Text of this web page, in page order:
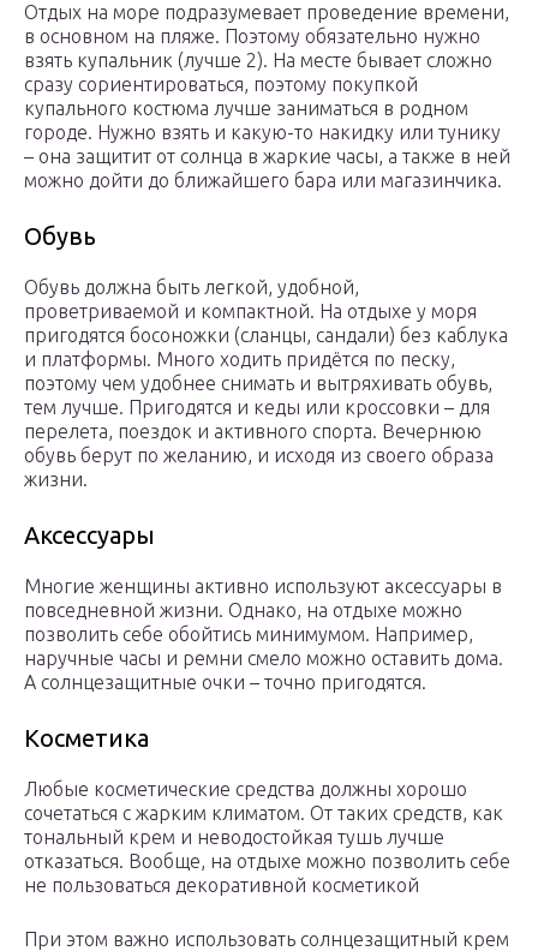
Отдых на море подразумевает проведение времени,
в основном на пляже. Поэтому обязательно нужно
взять купальник (лучше 2). На месте бывает сложно
сразу сориентироваться, поэтому покупкой
купального костюма лучше заниматься в родном
городе. Нужно взять и какую-то накидку или тунику
– она защитит от солнца в жаркие часы, а также в ней
можно дойти до ближайшего бара или магазинчика.
Обувь
Обувь должна быть легкой, удобной,
проветриваемой и компактной. На отдыхе у моря
пригодятся босоножки (сланцы, сандали) без каблука
и платформы. Много ходить придётся по песку,
поэтому чем удобнее снимать и вытряхивать обувь,
тем лучше. Пригодятся и кеды или кроссовки – для
перелета, поездок и активного спорта. Вечернюю
обувь берут по желанию, и исходя из своего образа
жизни.
Аксессуары
Многие женщины активно используют аксессуары в
повседневной жизни. Однако, на отдыхе можно
позволить себе обойтись минимумом. Например,
наручные часы и ремни смело можно оставить дома.
А солнцезащитные очки – точно пригодятся.
Косметика
Любые косметические средства должны хорошо
сочетаться с жарким климатом. От таких средств, как
тональный крем и неводостойкая тушь лучше
отказаться. Вообще, на отдыхе можно позволить себе
не пользоваться декоративной косметикой
При этом важно использовать солнцезащитный крем